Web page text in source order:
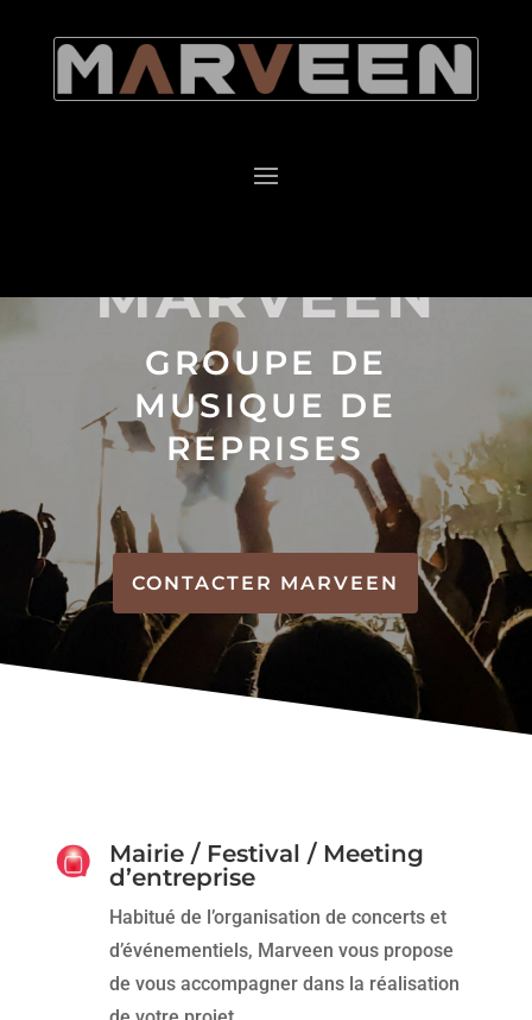
MARVEEN
GROUPE DE
MUSIQUE DE
REPRISES
CONTACTER MARVEEN
Mairie / Festival / Meeting
d’entreprise
Habitué de l’organisation de concerts et
d’événementiels, Marveen vous propose
de vous accompagner dans la réalisation